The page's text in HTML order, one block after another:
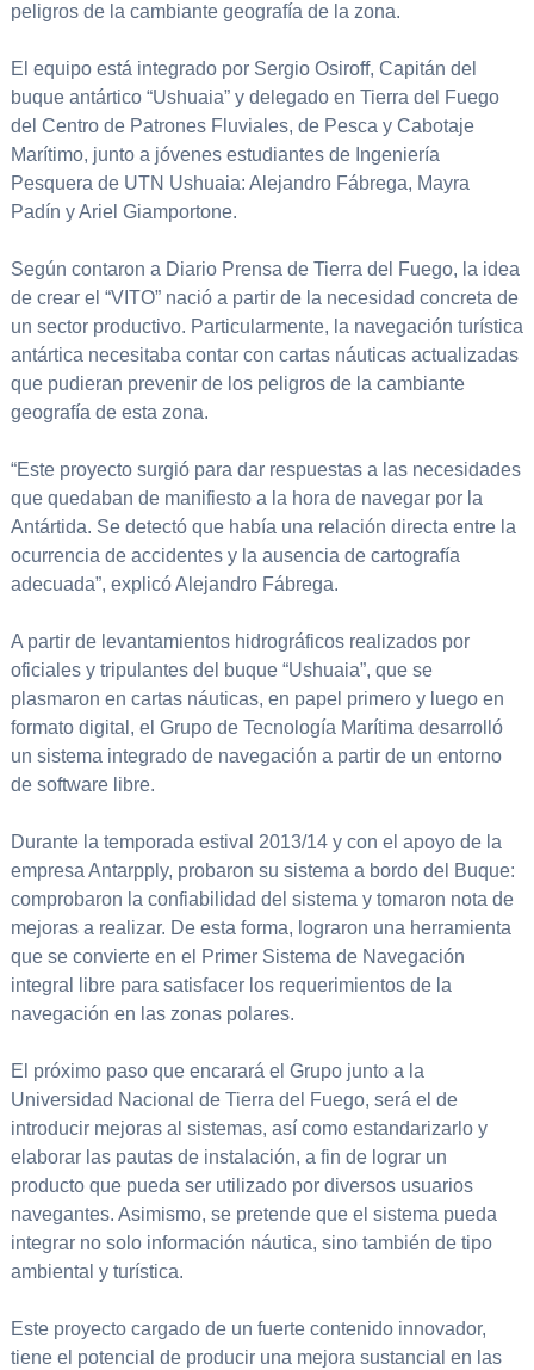
peligros de la cambiante geografía de la zona.
El equipo está integrado por Sergio Osiroff, Capitán del
buque antártico “Ushuaia” y delegado en Tierra del Fuego
del Centro de Patrones Fluviales, de Pesca y Cabotaje
Marítimo, junto a jóvenes estudiantes de Ingeniería
Pesquera de UTN Ushuaia: Alejandro Fábrega, Mayra
Padín y Ariel Giamportone.
Según contaron a Diario Prensa de Tierra del Fuego, la idea
de crear el “VITO” nació a partir de la necesidad concreta de
un sector productivo. Particularmente, la navegación turística
antártica necesitaba contar con cartas náuticas actualizadas
que pudieran prevenir de los peligros de la cambiante
geografía de esta zona.
“Este proyecto surgió para dar respuestas a las necesidades
que quedaban de manifiesto a la hora de navegar por la
Antártida. Se detectó que había una relación directa entre la
ocurrencia de accidentes y la ausencia de cartografía
adecuada”, explicó Alejandro Fábrega.
A partir de levantamientos hidrográficos realizados por
oficiales y tripulantes del buque “Ushuaia”, que se
plasmaron en cartas náuticas, en papel primero y luego en
formato digital, el Grupo de Tecnología Marítima desarrolló
un sistema integrado de navegación a partir de un entorno
de software libre.
Durante la temporada estival 2013/14 y con el apoyo de la
empresa Antarpply, probaron su sistema a bordo del Buque:
comprobaron la confiabilidad del sistema y tomaron nota de
mejoras a realizar. De esta forma, lograron una herramienta
que se convierte en el Primer Sistema de Navegación
integral libre para satisfacer los requerimientos de la
navegación en las zonas polares.
El próximo paso que encarará el Grupo junto a la
Universidad Nacional de Tierra del Fuego, será el de
introducir mejoras al sistemas, así como estandarizarlo y
elaborar las pautas de instalación, a fin de lograr un
producto que pueda ser utilizado por diversos usuarios
navegantes. Asimismo, se pretende que el sistema pueda
integrar no solo información náutica, sino también de tipo
ambiental y turística.
Este proyecto cargado de un fuerte contenido innovador,
tiene el potencial de producir una mejora sustancial en las